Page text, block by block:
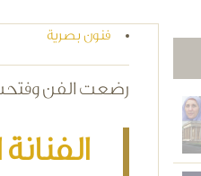
فنون بصرية
رضعت الفن